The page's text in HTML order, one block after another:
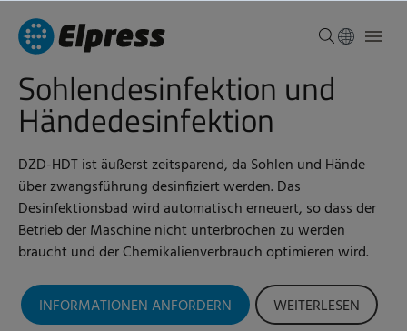
Sohlendesinfektion und
Händedesinfektion
DZD-HDT ist äußerst zeitsparend, da Sohlen und Hände
über zwangsführung desinfiziert werden. Das
Desinfektionsbad wird automatisch erneuert, so dass der
Betrieb der Maschine nicht unterbrochen zu werden
braucht und der Chemikalienverbrauch optimieren wird.
INFORMATIONEN ANFORDERN WEITERLESEN